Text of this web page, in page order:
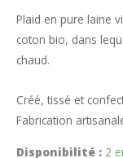
Plaid en pure laine
coton bio, dans
chaud.
Créé, tissé et
Fabrication
Disponibilité : 2